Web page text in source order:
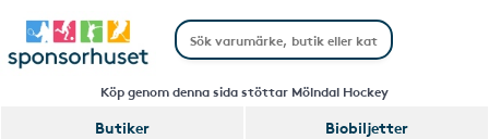
Köp genom denna sida stöttar Mölndal Hockey
Butiker
Biobiljetter